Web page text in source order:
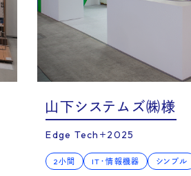
山下システムズ㈱様
Edge Tech＋2025
2小間 IT・情報機器 シンプル